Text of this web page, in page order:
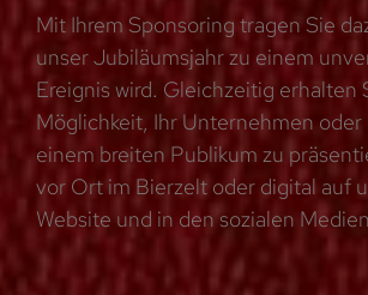
Mit Ihrem Sponsoring tragen Sie
unser Jubiläumsjahr zu einem
Ereignis wird. Gleichzeitig erhalten
Möglichkeit, Ihr Unternehmen
einem breiten Publikum zu
vor Ort im Bierzelt oder digital auf
Website und in den sozialen